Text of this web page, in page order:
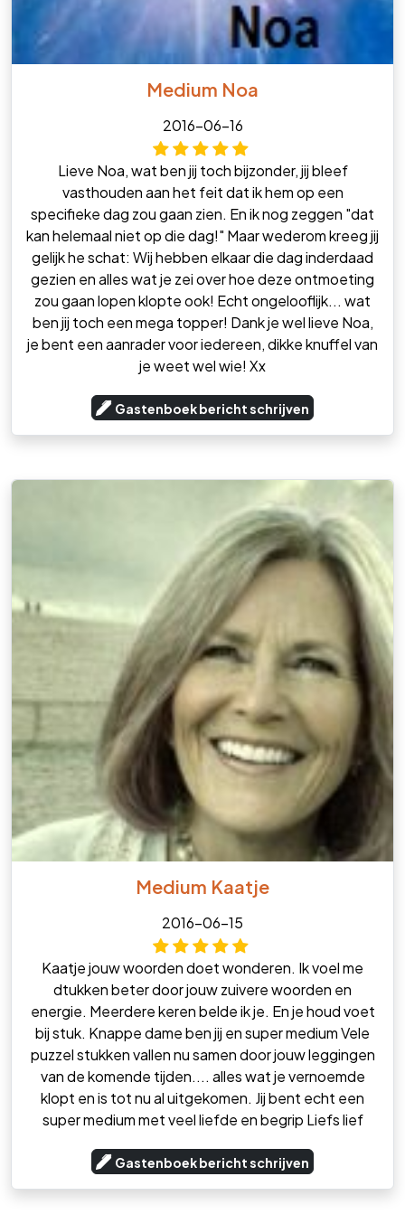
Medium Noa
2016-06-16
Lieve Noa, wat ben jij toch bijzonder, jij bleef
vasthouden aan het feit dat ik hem op een
specifieke dag zou gaan zien. En ik nog zeggen "dat
kan helemaal niet op die dag!" Maar wederom kreeg jij
gelijk he schat: Wij hebben elkaar die dag inderdaad
gezien en alles wat je zei over hoe deze ontmoeting
zou gaan lopen klopte ook! Echt ongelooflijk... wat
ben jij toch een mega topper! Dank je wel lieve Noa,
je bent een aanrader voor iedereen, dikke knuffel van
je weet wel wie! Xx
Gastenboek bericht schrijven
Medium Kaatje
2016-06-15
Kaatje jouw woorden doet wonderen. Ik voel me
dtukken beter door jouw zuivere woorden en
energie. Meerdere keren belde ik je. En je houd voet
bij stuk. Knappe dame ben jij en super medium Vele
puzzel stukken vallen nu samen door jouw leggingen
van de komende tijden.... alles wat je vernoemde
klopt en is tot nu al uitgekomen. Jij bent echt een
super medium met veel liefde en begrip Liefs lief
Gastenboek bericht schrijven